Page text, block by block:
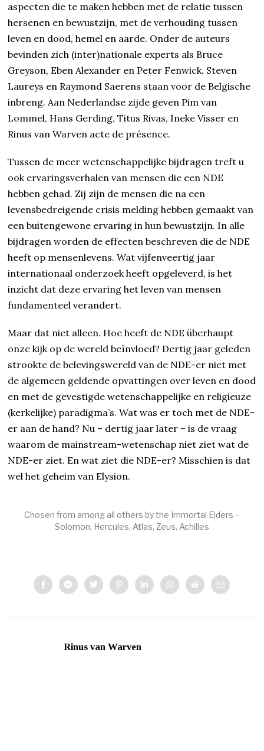
aspecten die te maken hebben met de relatie tussen
hersenen en bewustzijn, met de verhouding tussen
leven en dood, hemel en aarde. Onder de auteurs
bevinden zich (inter)nationale experts als Bruce
Greyson, Eben Alexander en Peter Fenwick. Steven
Laureys en Raymond Saerens staan voor de Belgische
inbreng. Aan Nederlandse zijde geven Pim van
Lommel, Hans Gerding, Titus Rivas, Ineke Visser en
Rinus van Warven acte de présence.
Tussen de meer wetenschappelijke bijdragen treft u
ook ervaringsverhalen van mensen die een NDE
hebben gehad. Zij zijn de mensen die na een
levensbedreigende crisis melding hebben gemaakt van
een buitengewone ervaring in hun bewustzijn. In alle
bijdragen worden de effecten beschreven die de NDE
heeft op mensenlevens. Wat vijfenveertig jaar
internationaal onderzoek heeft opgeleverd, is het
inzicht dat deze ervaring het leven van mensen
fundamenteel verandert.
Maar dat niet alleen. Hoe heeft de NDE überhaupt
onze kijk op de wereld beïnvloed? Dertig jaar geleden
strookte de belevingswereld van de NDE-er niet met
de algemeen geldende opvattingen over leven en dood
en met de gevestigde wetenschappelijke en religieuze
(kerkelijke) paradigma’s. Wat was er toch met de NDE-
er aan de hand? Nu – dertig jaar later – is de vraag
waarom de mainstream-wetenschap niet ziet wat de
NDE-er ziet. En wat ziet die NDE-er? Misschien is dat
wel het geheim van Elysion.
Chosen from among all others by the Immortal Elders –
Solomon, Hercules, Atlas, Zeus, Achilles
Rinus van Warven